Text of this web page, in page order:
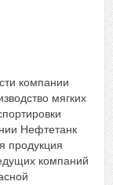
компании
мягких
Нефтетанк
продукция
компаний